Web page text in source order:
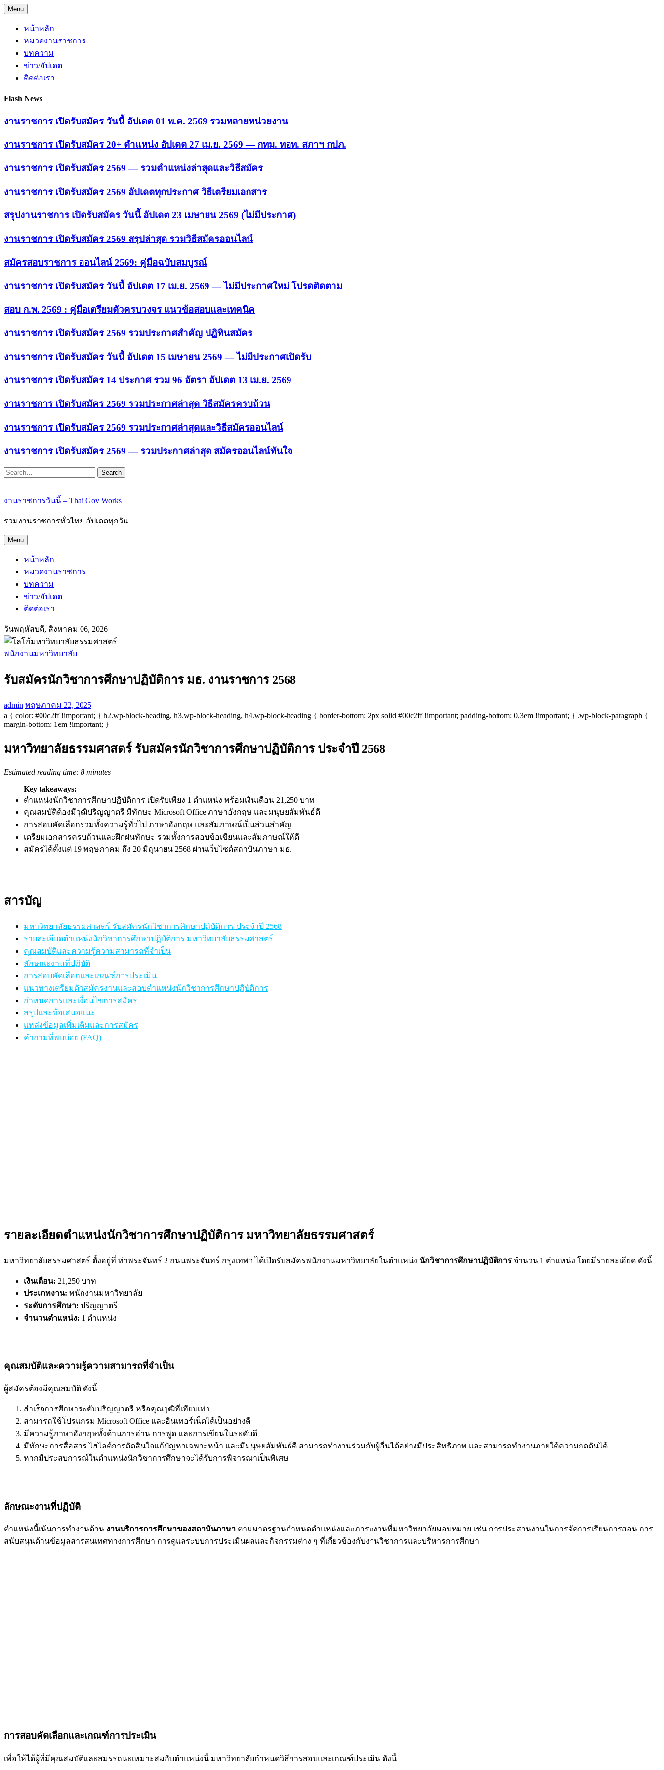
Skip
to
content
Menu
หน้าหลัก
หมวดงานราชการ
บทความ
ข่าว/อัปเดต
ติดต่อเรา
Flash News
งานราชการ เปิดรับสมัคร วันนี้ อัปเดต 01 พ.ค. 2569 รวมหลายหน่วยงาน
งานราชการ เปิดรับสมัคร 20+ ตำแหน่ง อัปเดต 27 เม.ย. 2569 — กทม. ทอท. สภาฯ กปภ.
งานราชการ เปิดรับสมัคร 2569 — รวมตำแหน่งล่าสุดและวิธีสมัคร
งานราชการ เปิดรับสมัคร 2569 อัปเดตทุกประกาศ วิธีเตรียมเอกสาร
สรุปงานราชการ เปิดรับสมัคร วันนี้ อัปเดต 23 เมษายน 2569 (ไม่มีประกาศ)
งานราชการ เปิดรับสมัคร 2569 สรุปล่าสุด รวมวิธีสมัครออนไลน์
สมัครสอบราชการ ออนไลน์ 2569: คู่มือฉบับสมบูรณ์
งานราชการ เปิดรับสมัคร วันนี้ อัปเดต 17 เม.ย. 2569 — ไม่มีประกาศใหม่ โปรดติดตาม
สอบ ก.พ. 2569 : คู่มือเตรียมตัวครบวงจร แนวข้อสอบและเทคนิค
งานราชการ เปิดรับสมัคร 2569 รวมประกาศสำคัญ ปฏิทินสมัคร
งานราชการ เปิดรับสมัคร วันนี้ อัปเดต 15 เมษายน 2569 — ไม่มีประกาศเปิดรับ
งานราชการ เปิดรับสมัคร 14 ประกาศ รวม 96 อัตรา อัปเดต 13 เม.ย. 2569
งานราชการ เปิดรับสมัคร 2569 รวมประกาศล่าสุด วิธีสมัครครบถ้วน
งานราชการ เปิดรับสมัคร 2569 รวมประกาศล่าสุดและวิธีสมัครออนไลน์
งานราชการ เปิดรับสมัคร 2569 — รวมประกาศล่าสุด สมัครออนไลน์ทันใจ
Search
งานราชการวันนี้ – Thai Gov Works
รวมงานราชการทั่วไทย อัปเดตทุกวัน
Menu
หน้าหลัก
หมวดงานราชการ
บทความ
ข่าว/อัปเดต
ติดต่อเรา
วันพฤหัสบดี, สิงหาคม 06, 2026
พนักงานมหาวิทยาลัย
รับสมัครนักวิชาการศึกษาปฏิบัติการ มธ. งานราชการ 2568
admin พฤษภาคม 22, 2025
a { color: #00c2ff !important; } h2.wp-block-heading, h3.wp-block-heading, h4.wp-block-heading { border-bottom: 2px solid #00c2ff !important; padding-bottom: 0.3em !important; } .wp-block-paragraph {
margin-bottom: 1em !important; }
มหาวิทยาลัยธรรมศาสตร์ รับสมัครนักวิชาการศึกษาปฏิบัติการ ประจำปี 2568
Estimated reading time: 8 minutes
Key takeaways:
ตำแหน่งนักวิชาการศึกษาปฏิบัติการ เปิดรับเพียง 1 ตำแหน่ง พร้อมเงินเดือน 21,250 บาท
คุณสมบัติต้องมีวุฒิปริญญาตรี มีทักษะ Microsoft Office ภาษาอังกฤษ และมนุษยสัมพันธ์ดี
การสอบคัดเลือกรวมทั้งความรู้ทั่วไป ภาษาอังกฤษ และสัมภาษณ์เป็นส่วนสำคัญ
เตรียมเอกสารครบถ้วนและฝึกฝนทักษะ รวมทั้งการสอบข้อเขียนและสัมภาษณ์ให้ดี
สมัครได้ตั้งแต่ 19 พฤษภาคม ถึง 20 มิถุนายน 2568 ผ่านเว็บไซต์สถาบันภาษา มธ.
สารบัญ
มหาวิทยาลัยธรรมศาสตร์ รับสมัครนักวิชาการศึกษาปฏิบัติการ ประจำปี 2568
รายละเอียดตำแหน่งนักวิชาการศึกษาปฏิบัติการ มหาวิทยาลัยธรรมศาสตร์
คุณสมบัติและความรู้ความสามารถที่จำเป็น
ลักษณะงานที่ปฏิบัติ
การสอบคัดเลือกและเกณฑ์การประเมิน
แนวทางเตรียมตัวสมัครงานและสอบตำแหน่งนักวิชาการศึกษาปฏิบัติการ
กำหนดการและเงื่อนไขการสมัคร
สรุปและข้อเสนอแนะ
แหล่งข้อมูลเพิ่มเติมและการสมัคร
คำถามที่พบบ่อย (FAQ)
รายละเอียดตำแหน่งนักวิชาการศึกษาปฏิบัติการ มหาวิทยาลัยธรรมศาสตร์
มหาวิทยาลัยธรรมศาสตร์ ตั้งอยู่ที่ ท่าพระจันทร์ 2 ถนนพระจันทร์ กรุงเทพฯ ได้เปิดรับสมัครพนักงานมหาวิทยาลัยในตำแหน่ง นักวิชาการศึกษาปฏิบัติการ จำนวน 1 ตำแหน่ง โดยมีรายละเอียด ดังนี้
เงินเดือน: 21,250 บาท
ประเภทงาน: พนักงานมหาวิทยาลัย
ระดับการศึกษา: ปริญญาตรี
จำนวนตำแหน่ง: 1 ตำแหน่ง
คุณสมบัติและความรู้ความสามารถที่จำเป็น
ผู้สมัครต้องมีคุณสมบัติ ดังนี้
สำเร็จการศึกษาระดับปริญญาตรี หรือคุณวุฒิที่เทียบเท่า
สามารถใช้โปรแกรม Microsoft Office และอินเทอร์เน็ตได้เป็นอย่างดี
มีความรู้ภาษาอังกฤษทั้งด้านการอ่าน การพูด และการเขียนในระดับดี
มีทักษะการสื่อสาร ไฮไลต์การตัดสินใจแก้ปัญหาเฉพาะหน้า และมีมนุษยสัมพันธ์ดี สามารถทำงานร่วมกับผู้อื่นได้อย่างมีประสิทธิภาพ และสามารถทำงานภายใต้ความกดดันได้
หากมีประสบการณ์ในตำแหน่งนักวิชาการศึกษาจะได้รับการพิจารณาเป็นพิเศษ
ลักษณะงานที่ปฏิบัติ
ตำแหน่งนี้เน้นการทำงานด้าน งานบริการการศึกษาของสถาบันภาษา ตามมาตรฐานกำหนดตำแหน่งและภาระงานที่มหาวิทยาลัยมอบหมาย เช่น การประสานงานในการจัดการเรียนการสอน การ
สนับสนุนด้านข้อมูลสารสนเทศทางการศึกษา การดูแลระบบการประเมินผลและกิจกรรมต่าง ๆ ที่เกี่ยวข้องกับงานวิชาการและบริหารการศึกษา
การสอบคัดเลือกและเกณฑ์การประเมิน
เพื่อให้ได้ผู้ที่มีคุณสมบัติและสมรรถนะเหมาะสมกับตำแหน่งนี้ มหาวิทยาลัยกำหนดวิธีการสอบและเกณฑ์ประเมิน ดังนี้